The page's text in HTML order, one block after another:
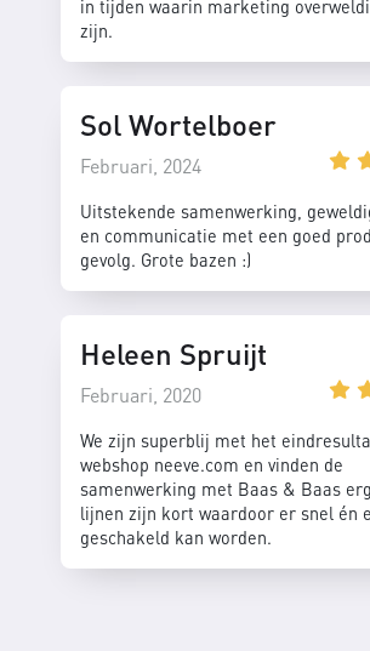
in tijden waarin marketing
zijn.
Sol Wortelboer
Februari, 2024
Uitstekende samenwerking,
en communicatie met een goed
gevolg. Grote bazen :)
Heleen Spruijt
Februari, 2020
We zijn superblij met het
webshop neeve.com en vinden de
samenwerking met Baas & Baas
lijnen zijn kort waardoor er snel én
geschakeld kan worden.